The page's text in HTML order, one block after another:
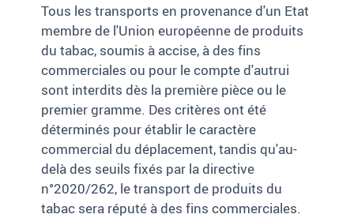
Tous les transports en provenance d'un Etat
membre de l'Union européenne de produits
du tabac, soumis à accise, à des fins
commerciales ou pour le compte d'autrui
sont interdits dès la première pièce ou le
premier gramme. Des critères ont été
déterminés pour établir le caractère
commercial du déplacement, tandis qu'au-
delà des seuils fixés par la directive
n°2020/262, le transport de produits du
tabac sera réputé à des fins commerciales.